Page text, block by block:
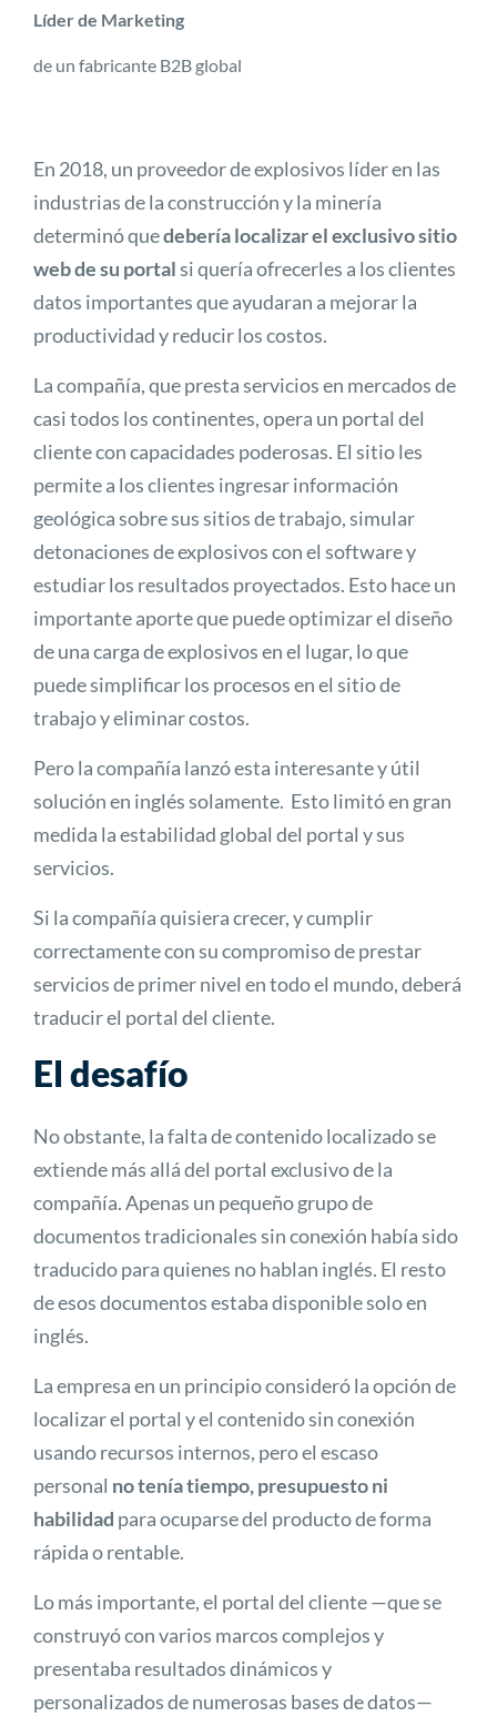
Líder de Marketing
de un fabricante B2B global
En 2018, un proveedor de explosivos líder en las
industrias de la construcción y la minería
determinó quedebería localizar el exclusivo sitio
web de su portalsi quería ofrecerles a los clientes
datos importantes que ayudaran a mejorar la
productividad y reducir los costos.
La compañía, que presta servicios en mercados de
casi todos los continentes, opera un portal del
cliente con capacidades poderosas. El sitio les
permite a los clientes ingresar información
geológica sobre sus sitios de trabajo, simular
detonaciones de explosivos con el software y
estudiar los resultados proyectados. Esto hace un
importante aporte que puede optimizar el diseño
de una carga de explosivos en el lugar, lo que
puede simplificar los procesos en el sitio de
trabajo y eliminar costos.
Pero la compañía lanzó esta interesante y útil
solución en inglés solamente. Esto limitó en gran
medida la estabilidad global del portal y sus
servicios.
Si la compañía quisiera crecer, y cumplir
correctamente con su compromiso de prestar
servicios de primer nivel en todo el mundo, deberá
traducir el portal del cliente.
El desafío
No obstante, la falta de contenido localizado se
extiende más allá del portal exclusivo de la
compañía. Apenas un pequeño grupo de
documentos tradicionales sin conexión había sido
traducido para quienes no hablan inglés. El resto
de esos documentos estaba disponible solo en
inglés.
La empresa en un principio consideró la opción de
localizar el portal y el contenido sin conexión
usando recursos internos, pero el escaso
personal no tenía tiempo, presupuesto ni
habilidad para ocuparse del producto de forma
rápida o rentable.
Lo más importante, el portal del cliente —que se
construyó con varios marcos complejos y
presentaba resultados dinámicos y
personalizados de numerosas bases de datos—